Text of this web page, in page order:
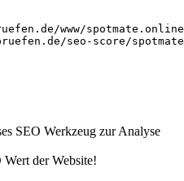
www/
seo-score/
SEO Werkzeug zur Analyse
der Website!